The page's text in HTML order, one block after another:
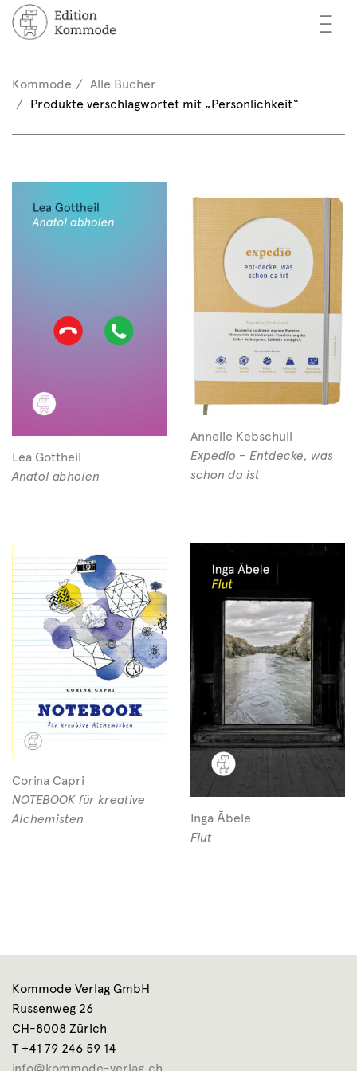
—
—
—
/ Registrieren
(0)
Kommode
Alle Bücher
Produkte verschlagwortet mit „Persönlichkeit“
Lea Gottheil
Anatol abholen
Annelie Kebschull
Expedio – Entdecke, was
schon da ist
Inga Ābele
Flut
Corina Capri
NOTEBOOK für kreative
Alchemisten
Kommode Verlag GmbH
Russenweg 26
CH-8008 Zürich
T +41 79 246 59 14